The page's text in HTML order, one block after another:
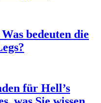
bedeuten die
für Hell’s